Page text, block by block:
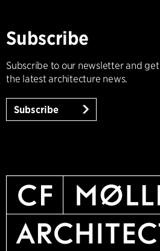
Subscribe
Subscribe to our newsletter and get
the latest architecture news.
Subscribe